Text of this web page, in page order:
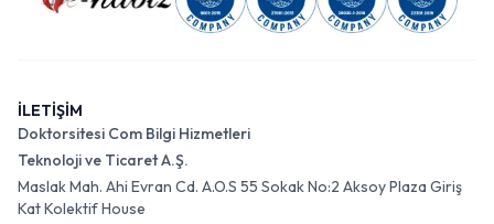
İLETİŞİM
Doktorsitesi Com Bilgi Hizmetleri
Teknoloji ve Ticaret A.Ş.
Maslak Mah. Ahi Evran Cd. A.O.S 55 Sokak No:2 Aksoy Plaza Giriş
Kat Kolektif House